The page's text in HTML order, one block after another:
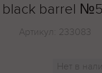
barrel №5
Артикул: 233083
Нет в